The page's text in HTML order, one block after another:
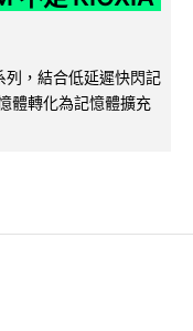
列，結合低延遲快閃記
體轉化為記憶體擴充